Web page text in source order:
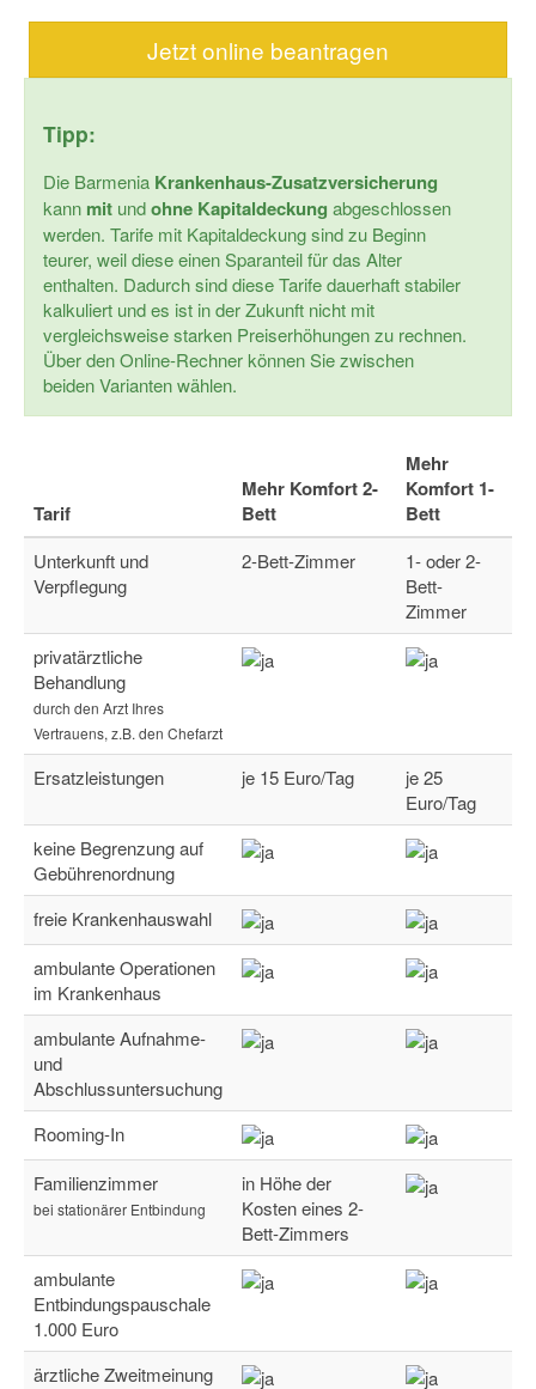
Jetzt online beantragen
Tipp:
Die Barmenia Krankenhaus-Zusatzversicherung
kann mit undohne Kapitaldeckung abgeschlossen
werden. Tarife mit Kapitaldeckung sind zu Beginn
teurer, weil diese einen Sparanteil für das Alter
enthalten. Dadurch sind diese Tarife dauerhaft stabiler
kalkuliert und es ist in der Zukunft nicht mit
vergleichsweise starken Preiserhöhungen zu rechnen.
Über den Online-Rechner können Sie zwischen
beiden Varianten wählen.
Tarif
Mehr Komfort 2-
Bett
Mehr
Komfort 1-
Bett
Unterkunft und
Verpflegung
2-Bett-Zimmer
1- oder 2-
Bett-
Zimmer
privatärztliche
Behandlung
durch den Arzt Ihres
Vertrauens, z.B. den Chefarzt
Ersatzleistungen je 15 Euro/Tag
je 25
Euro/Tag
keine Begrenzung auf
Gebührenordnung
freie Krankenhauswahl
ambulante Operationen
im Krankenhaus
ambulante Aufnahme-
und
Abschlussuntersuchung
Rooming-In
Familienzimmer
bei stationärer Entbindung
in Höhe der
Kosten eines 2-
Bett-Zimmers
ambulante
Entbindungspauschale
1.000 Euro
ärztliche Zweitmeinung